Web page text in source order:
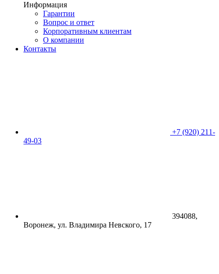
Информация
Гарантии
Вопрос и ответ
Корпоративным клиентам
О компании
Контакты
+7 (920) 211-
49-03
394088,
Воронеж, ул. Владимира Невского, 17